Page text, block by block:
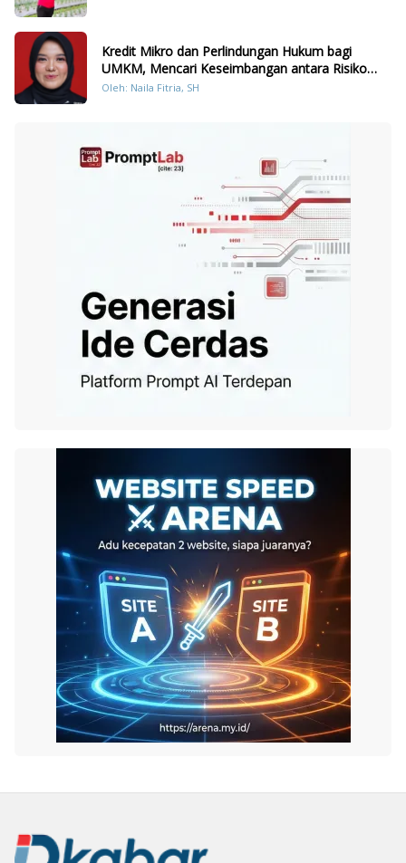
Kredit Mikro dan Perlindungan Hukum bagi
UMKM, Mencari Keseimbangan antara Risiko
dan Akses
Oleh: Naila Fitria, SH